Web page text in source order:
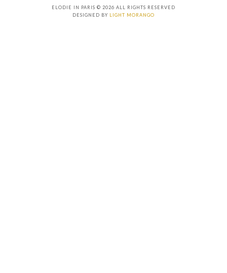
ELODIE IN PARIS © 2026 ALL RIGHTS RESERVED
DESIGNED BY LIGHT MORANGO